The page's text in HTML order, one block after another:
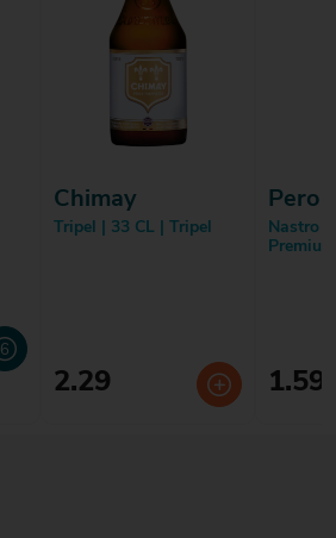
Chimay
Tripel | 33 CL | Tripel
2.29
Nastro
1.59